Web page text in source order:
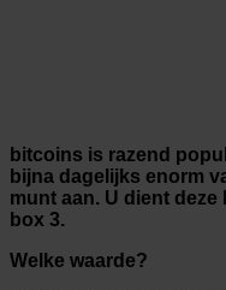
bitcoins is razend
bijna dagelijks enorm
munt aan. U dient
box 3.
Welke waarde?